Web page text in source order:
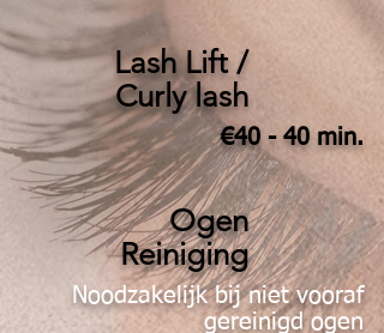
Lash Lift /
Curly lash
€40 - 40 min.
Ogen
Reiniging
Noodzakelijk bij niet vooraf
gereinigd ogen